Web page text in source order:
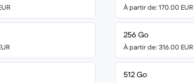
À partir de: 170.00 EUR
256 Go
À partir de: 316.00 EUR
512 Go